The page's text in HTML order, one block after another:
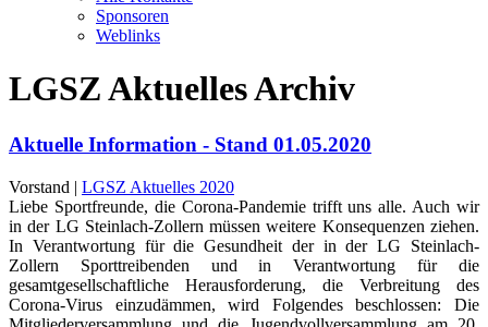
Sponsoren
Weblinks
LGSZ Aktuelles Archiv
Aktuelle Information - Stand 01.05.2020
Vorstand | LGSZ Aktuelles 2020
Liebe Sportfreunde, die Corona-Pandemie trifft uns alle. Auch wir
in der LG Steinlach-Zollern müssen weitere Konsequenzen ziehen.
In Verantwortung für die Gesundheit der in der LG Steinlach-
Zollern Sporttreibenden und in Verantwortung für die
gesamtgesellschaftliche Herausforderung, die Verbreitung des
Corona-Virus einzudämmen, wird Folgendes beschlossen: Die